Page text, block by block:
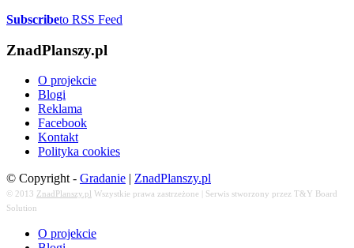
Subscribeto RSS Feed
ZnadPlanszy.pl
O projekcie
Blogi
Reklama
Facebook
Kontakt
Polityka cookies
© Copyright - Gradanie | ZnadPlanszy.pl
© 2013 ZnadPlanszy.pl Wszystkie prawa zastrzeżone | Serwis stworzony przez T&Y Board
Solution
O projekcie